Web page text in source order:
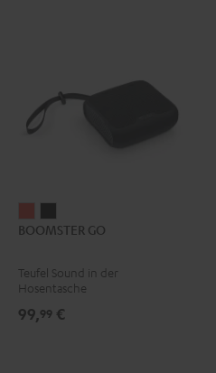
GO
Red
GO
Black
BOOMSTER GO
Teufel Sound in der
Hosentasche
99,99 €